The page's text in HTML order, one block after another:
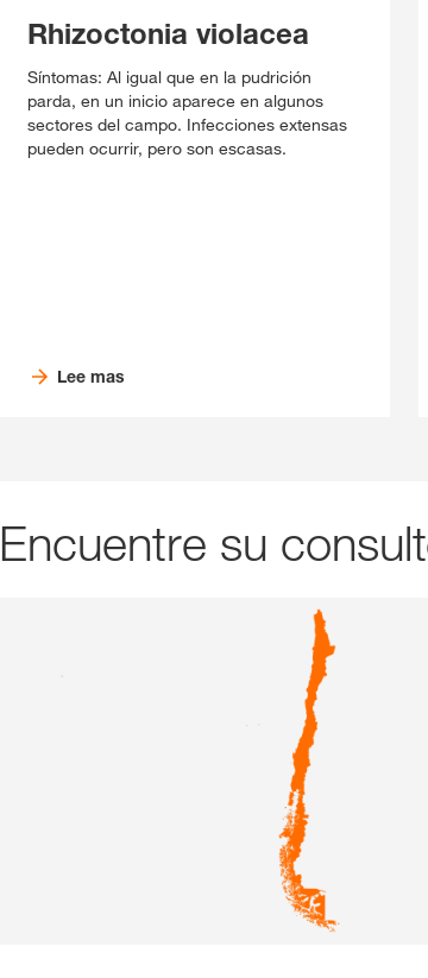
Rhizoctonia violacea
Síntomas: Al igual que en la pudrición
parda, en un inicio aparece en algunos
sectores del campo. Infecciones extensas
pueden ocurrir, pero son escasas.
Lee mas
Encuentre su